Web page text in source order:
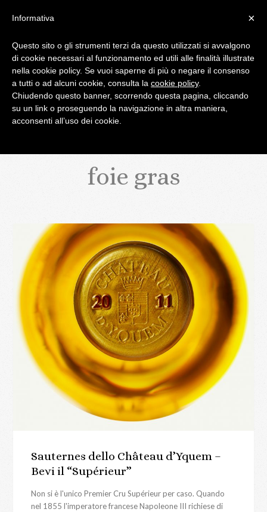
IL BLOG DI PALATIFINI.IT
MENU
foie gras
Sauternes dello Château d’Yquem –
Bevi il “Supérieur”
Non si è l'unico Premier Cru Supérieur per caso. Quando
nel 1855 l'imperatore francese Napoleone III richiese di
×
Informativa
Questo sito o gli strumenti terzi da questo utilizzati si avvalgono
di cookie necessari al funzionamento ed utili alle finalità illustrate
nella cookie policy. Se vuoi saperne di più o negare il consenso
a tutti o ad alcuni cookie, consulta la cookie policy.
Chiudendo questo banner, scorrendo questa pagina, cliccando
su un link o proseguendo la navigazione in altra maniera,
acconsenti all’uso dei cookie.